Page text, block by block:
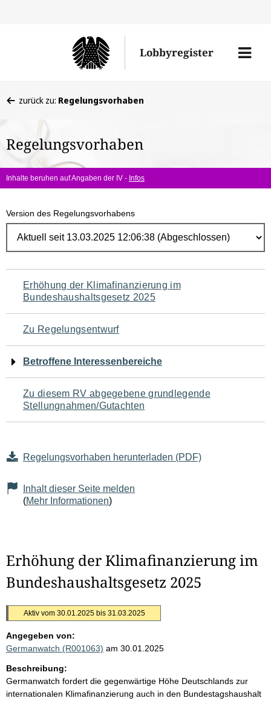
Lobbyregister
Menü
befinden
hier:
zurück zu: Regelungsvorhaben
Regelungsvorhaben
Inhalte beruhen auf Angaben der IV - Infos
Version des Regelungsvorhabens
Navigation
für
den
Seiteninhalt
Erhöhung der Klimafinanzierung im
Bundeshaushaltsgesetz 2025
Zu Regelungsentwurf
Betroffene Interessenbereiche
Zu diesem RV abgegebene grundlegende
Stellungnahmen/Gutachten
Regelungsvorhaben herunterladen (PDF)
Inhalt dieser Seite melden
(Mehr Informationen)
Erhöhung der Klimafinanzierung im
Bundeshaushaltsgesetz 2025
Aktiv vom 30.01.2025 bis 31.03.2025
Angegeben von:
Germanwatch (R001063) am 30.01.2025
Beschreibung:
Germanwatch fordert die gegenwärtige Höhe Deutschlands zur
internationalen Klimafinanzierung auch in den Bundestagshaushalt